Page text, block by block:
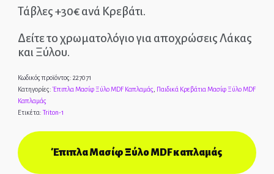
ΤΗΛ.: 210-2400-863
Τάβλες +30€ ανά Κρεβάτι.
Δείτε το χρωματολόγιο για αποχρώσεις Λάκας
και Ξύλου.
Κωδικός προϊόντος: 227071
Κατηγορίες: Έπιπλα Μασίφ Ξύλο MDF Καπλαμάς Παιδικά Κρεβάτια Μασίφ Ξύλο MDF
Καπλαμάς
Ετικέτα:Triton-1
Έπιπλα Μασίφ Ξύλο MDF καπλαμάς